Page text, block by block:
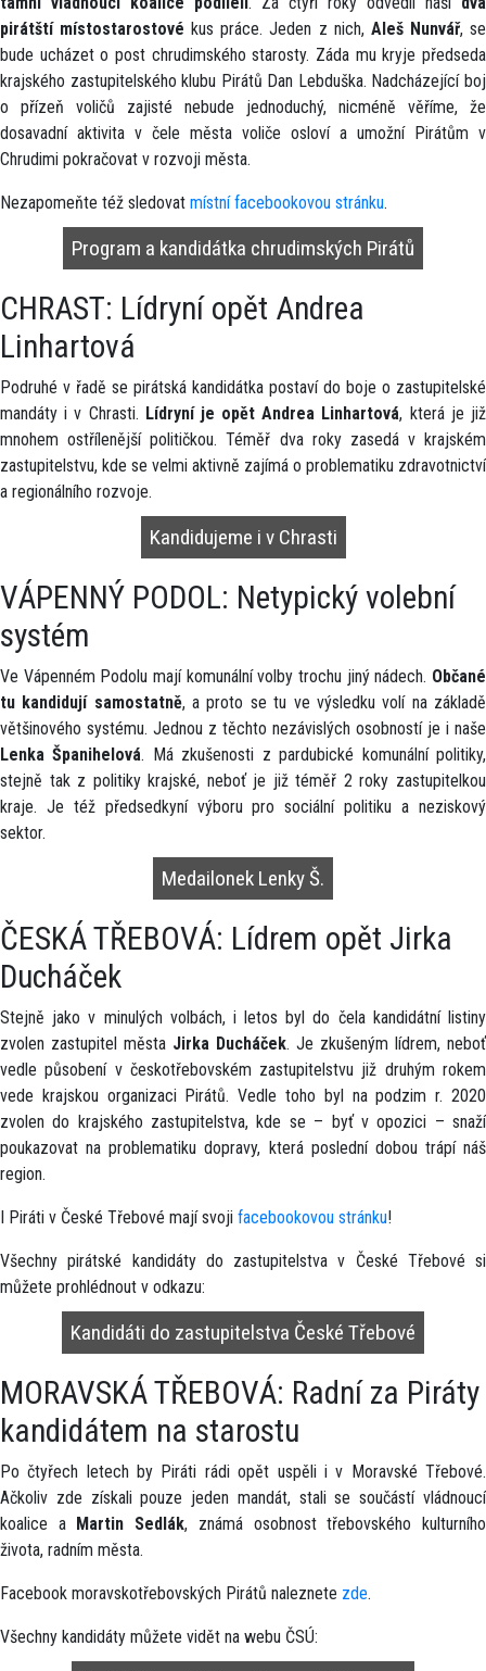
pirátští místostarostové kus práce. Jeden z nich, Aleš Nunvář, se
bude ucházet o post chrudimského starosty. Záda mu kryje předseda
krajského zastupitelského klubu Pirátů Dan Lebduška. Nadcházející boj
o přízeň voličů zajisté nebude jednoduchý, nicméně věříme, že
dosavadní aktivita v čele města voliče osloví a umožní Pirátům v
Chrudimi pokračovat v rozvoji města.
Nezapomeňte též sledovat místní facebookovou stránku.
Program a kandidátka chrudimských Pirátů
CHRAST: Lídryní opět Andrea
Linhartová
Podruhé v řadě se pirátská kandidátka postaví do boje o zastupitelské
mandáty i v Chrasti. Lídryní je opět Andrea Linhartová, která je již
mnohem ostřílenější političkou. Téměř dva roky zasedá v krajském
zastupitelstvu, kde se velmi aktivně zajímá o problematiku zdravotnictví
a regionálního rozvoje.
Kandidujeme i v Chrasti
VÁPENNÝ PODOL: Netypický volební
systém
Ve Vápenném Podolu mají komunální volby trochu jiný nádech. Občané
tu kandidují samostatně, a proto se tu ve výsledku volí na základě
většinového systému. Jednou z těchto nezávislých osobností je i naše
Lenka Španihelová. Má zkušenosti z pardubické komunální politiky,
stejně tak z politiky krajské, neboť je již téměř 2 roky zastupitelkou
kraje. Je též předsedkyní výboru pro sociální politiku a neziskový
sektor.
Medailonek Lenky Š.
ČESKÁ TŘEBOVÁ: Lídrem opět Jirka
Ducháček
Stejně jako v minulých volbách, i letos byl do čela kandidátní listiny
zvolen zastupitel města Jirka Ducháček. Je zkušeným lídrem, neboť
vedle působení v českotřebovském zastupitelstvu již druhým rokem
vede krajskou organizaci Pirátů. Vedle toho byl na podzim r. 2020
zvolen do krajského zastupitelstva, kde se – byť v opozici – snaží
poukazovat na problematiku dopravy, která poslední dobou trápí náš
region.
I Piráti v České Třebové mají svoji facebookovou stránku!
Všechny pirátské kandidáty do zastupitelstva v České Třebové si
můžete prohlédnout v odkazu:
Kandidáti do zastupitelstva České Třebové
MORAVSKÁ TŘEBOVÁ: Radní za Piráty
kandidátem na starostu
Po čtyřech letech by Piráti rádi opět uspěli i v Moravské Třebové.
Ačkoliv zde získali pouze jeden mandát, stali se součástí vládnoucí
koalice a Martin Sedlák, známá osobnost třebovského kulturního
života, radním města.
Facebook moravskotřebovských Pirátů naleznete zde.
Všechny kandidáty můžete vidět na webu ČSÚ: